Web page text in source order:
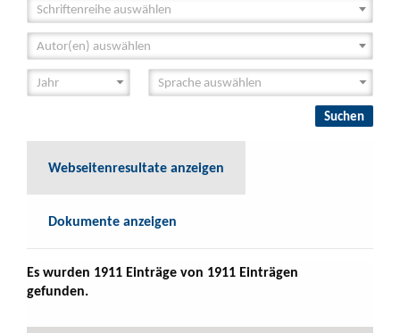
Schriftenreihe auswählen
Autor(en) auswählen
Webseitenresultate anzeigen
Dokumente anzeigen
Es wurden 1911 Einträge von 1911 Einträgen
gefunden.